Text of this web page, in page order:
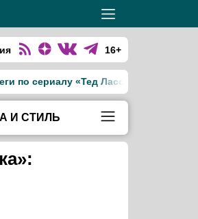
16+
«Тед Лассо»
И СТИЛЬ